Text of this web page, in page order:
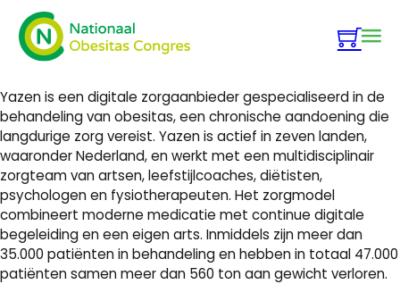
Yazen is een digitale zorgaanbieder gespecialiseerd in de
behandeling van obesitas, een chronische aandoening die
langdurige zorg vereist. Yazen is actief in zeven landen,
waaronder Nederland, en werkt met een multidisciplinair
zorgteam van artsen, leefstijlcoaches, diëtisten,
psychologen en fysiotherapeuten. Het zorgmodel
combineert moderne medicatie met continue digitale
begeleiding en een eigen arts. Inmiddels zijn meer dan
35.000 patiënten in behandeling en hebben in totaal 47.000
patiënten samen meer dan 560 ton aan gewicht verloren.